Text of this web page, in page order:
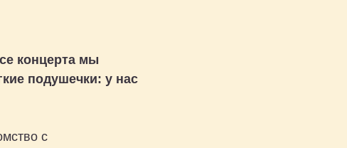
концерта мы
подушечки: у нас
с